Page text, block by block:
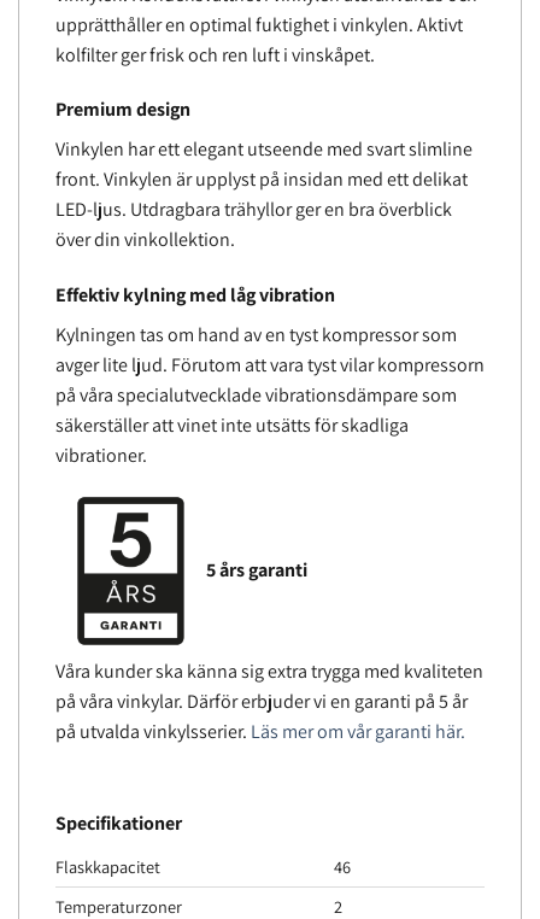
upprätthåller en optimal fuktighet i vinkylen. Aktivt
kolfilter ger frisk och ren luft i vinskåpet.
Premium design
Vinkylen har ett elegant utseende med svart slimline
front. Vinkylen är upplyst på insidan med ett delikat
LED-ljus. Utdragbara trähyllor ger en bra överblick
över din vinkollektion.
Effektiv kylning med låg vibration
Kylningen tas om hand av en tyst kompressor som
avger lite ljud. Förutom att vara tyst vilar kompressorn
på våra specialutvecklade vibrationsdämpare som
säkerställer att vinet inte utsätts för skadliga
vibrationer.
5 års garanti
Våra kunder ska känna sig extra trygga med kvaliteten
på våra vinkylar. Därför erbjuder vi en garanti på 5 år
på utvalda vinkylsserier. Läs mer om vår garanti här.
Specifikationer
Flaskkapacitet
46
Temperaturzoner
2